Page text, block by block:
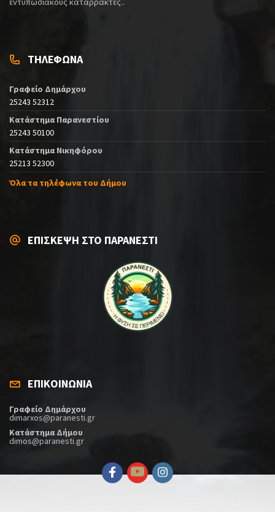
ΤΗΛΕΦΩΝΑ
Γραφείο Δημάρχου
25243 52312
Κατάστημα Παρανεστίου
25243 50100
Κατάστημα Νικηφόρου
25213 52300
Όλα τα τηλέφωνα του Δήμου
ΕΠΙΣΚΕΨΗ ΣΤΟ ΠΑΡΑΝΕΣΤΙ
ΕΠΙΚΟΙΝΩΝΙΑ
Γραφείο Δημάρχου
dimarxos@paranesti.gr
Κατάστημα Δήμου
dimos@paranesti.gr